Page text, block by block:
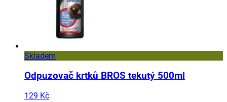
Skladem
Odpuzovač krtků BROS tekutý 500ml
129 Kč